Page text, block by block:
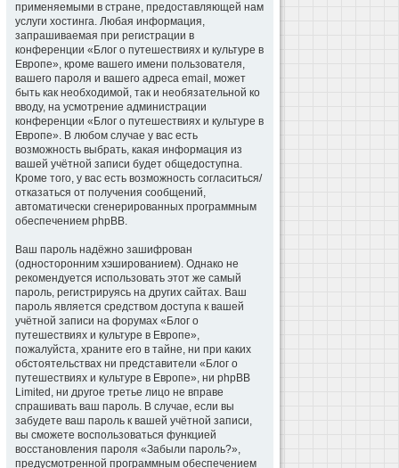
применяемыми в стране, предоставляющей нам
услуги хостинга. Любая информация,
запрашиваемая при регистрации в
конференции «Блог о путешествиях и культуре в
Европе», кроме вашего имени пользователя,
вашего пароля и вашего адреса email, может
быть как необходимой, так и необязательной ко
вводу, на усмотрение администрации
конференции «Блог о путешествиях и культуре в
Европе». В любом случае у вас есть
возможность выбрать, какая информация из
вашей учётной записи будет общедоступна.
Кроме того, у вас есть возможность согласиться/
отказаться от получения сообщений,
автоматически сгенерированных программным
обеспечением phpBB.
Ваш пароль надёжно зашифрован
(односторонним хэшированием). Однако не
рекомендуется использовать этот же самый
пароль, регистрируясь на других сайтах. Ваш
пароль является средством доступа к вашей
учётной записи на форумах «Блог о
путешествиях и культуре в Европе»,
пожалуйста, храните его в тайне, ни при каких
обстоятельствах ни представители «Блог о
путешествиях и культуре в Европе», ни phpBB
Limited, ни другое третье лицо не вправе
спрашивать ваш пароль. В случае, если вы
забудете ваш пароль к вашей учётной записи,
вы сможете воспользоваться функцией
восстановления пароля «Забыли пароль?»,
предусмотренной программным обеспечением